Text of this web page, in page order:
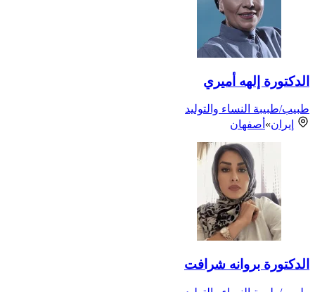
الدكتورة إلهه أميري
طبيب/طبيبة النساء والتوليد
إيران» أصفهان
الدكتورة بروانه شرافت